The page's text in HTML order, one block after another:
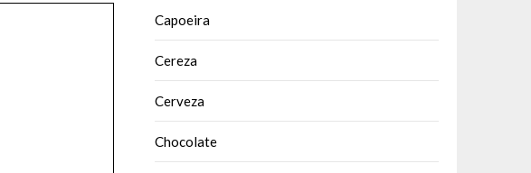
Capoeira
Cereza
Cerveza
Chocolate